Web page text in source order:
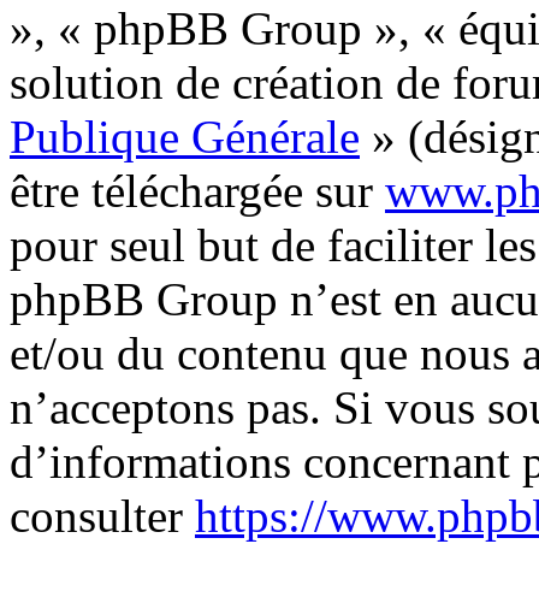
», « phpBB Group », «
solution de création de
Publique Générale »
être téléchargée sur
pour seul but de faciliter
phpBB Group n’est en
et/ou du contenu que nous
n’acceptons pas. Si vous
d’informations
consulter https://